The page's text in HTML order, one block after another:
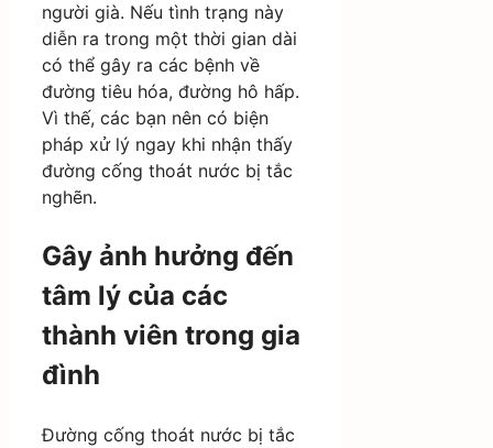
người già. Nếu tình trạng này
diễn ra trong một thời gian dài
có thể gây ra các bệnh về
đường tiêu hóa, đường hô hấp.
Vì thế, các bạn nên có biện
pháp xử lý ngay khi nhận thấy
đường cống thoát nước bị tắc
nghẽn.
Gây ảnh hưởng đến
tâm lý của các
thành viên trong gia
đình
Đường cống thoát nước bị tắc